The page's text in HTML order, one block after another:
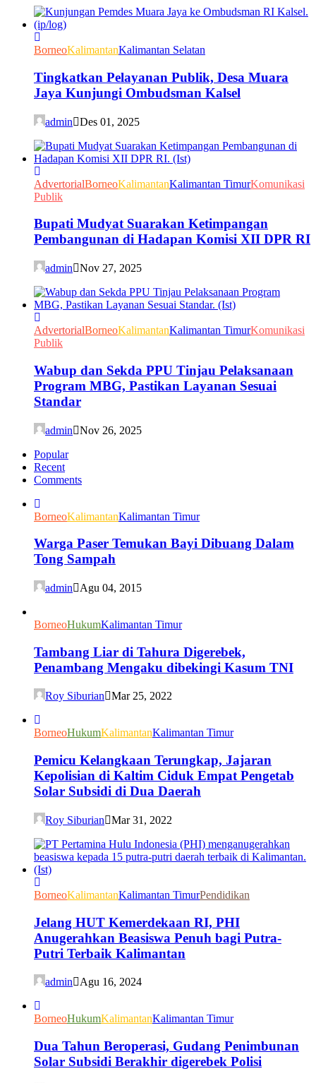
BorneoKalimantanKalimantan Selatan
Tingkatkan Pelayanan Publik, Desa Muara
Jaya Kunjungi Ombudsman Kalsel
admin Des 01, 2025
AdvertorialBorneoKalimantanKalimantan TimurKomunikasi
Publik
Bupati Mudyat Suarakan Ketimpangan
Pembangunan di Hadapan Komisi XII DPR RI
admin Nov 27, 2025
AdvertorialBorneoKalimantanKalimantan TimurKomunikasi
Publik
Wabup dan Sekda PPU Tinjau Pelaksanaan
Program MBG, Pastikan Layanan Sesuai
Standar
admin
Nov 26, 2025
Popular
Recent
Comments
BorneoKalimantanKalimantan Timur
Warga Paser Temukan Bayi Dibuang Dalam
Tong Sampah
admin Agu 04, 2015
BorneoHukumKalimantan Timur
Tambang Liar di Tahura Digerebek,
Penambang Mengaku dibekingi Kasum TNI
Roy Siburian Mar 25, 2022
BorneoHukumKalimantanKalimantan Timur
Pemicu Kelangkaan Terungkap, Jajaran
Kepolisian di Kaltim Ciduk Empat Pengetab
Solar Subsidi di Dua Daerah
Roy Siburian Mar 31, 2022
BorneoKalimantanKalimantan TimurPendidikan
Jelang HUT Kemerdekaan RI, PHI
Anugerahkan Beasiswa Penuh bagi Putra-
Putri Terbaik Kalimantan
admin Agu 16, 2024
BorneoHukumKalimantanKalimantan Timur
Dua Tahun Beroperasi, Gudang Penimbunan
Solar Subsidi Berakhir digerebek Polisi